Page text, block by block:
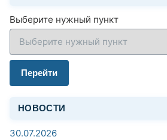
Выберите нужный пункт
Перейти
НОВОСТИ
30.07.2026